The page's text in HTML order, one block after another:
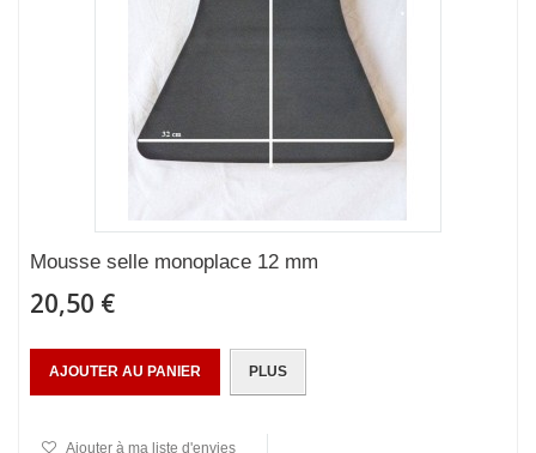
Mousse selle monoplace 12 mm
20,50 €
AJOUTER AU PANIER PLUS
Ajouter à ma liste d'envies